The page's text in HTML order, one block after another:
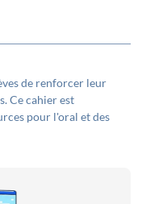
de renforcer leur
Ce cahier est
pour l'oral et des